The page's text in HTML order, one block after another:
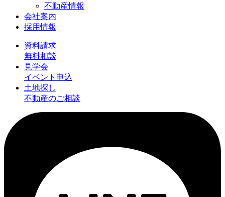
不動産情報
会社案内
採用情報
資料請求
無料相談
見学会
イベント申込
土地探し
不動産のご相談